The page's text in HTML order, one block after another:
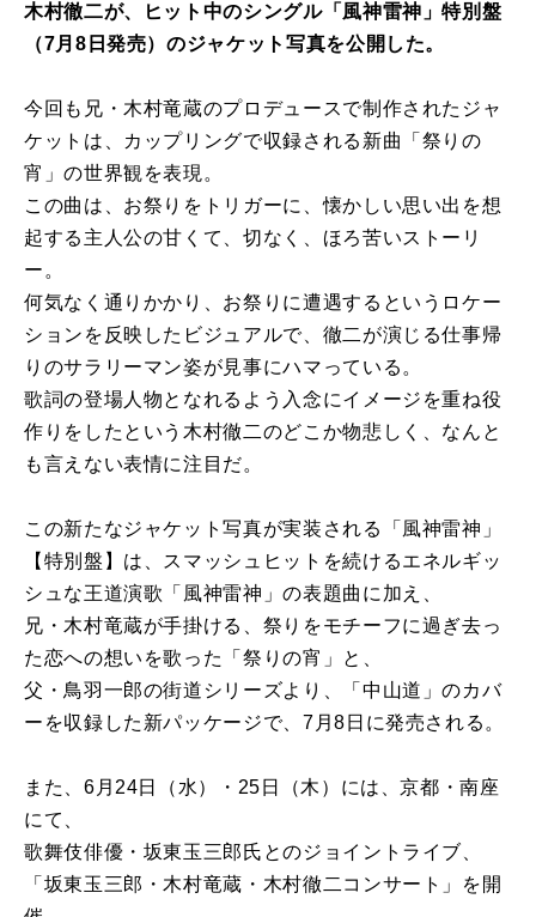
木村徹二が、ヒット中のシングル「風神雷神」特別盤
（7月8日発売）のジャケット写真を公開した。
今回も兄・木村竜蔵のプロデュースで制作されたジャ
ケットは、カップリングで収録される新曲「祭りの
宵」の世界観を表現。
この曲は、お祭りをトリガーに、懐かしい思い出を想
起する主人公の甘くて、切なく、ほろ苦いストーリ
ー。
何気なく通りかかり、お祭りに遭遇するというロケー
ションを反映したビジュアルで、徹二が演じる仕事帰
りのサラリーマン姿が見事にハマっている。
歌詞の登場人物となれるよう入念にイメージを重ね役
作りをしたという木村徹二のどこか物悲しく、なんと
も言えない表情に注目だ。
この新たなジャケット写真が実装される「風神雷神」
【特別盤】は、スマッシュヒットを続けるエネルギッ
シュな王道演歌「風神雷神」の表題曲に加え、
兄・木村竜蔵が手掛ける、祭りをモチーフに過ぎ去っ
た恋への想いを歌った「祭りの宵」と、
父・鳥羽一郎の街道シリーズより、「中山道」のカバ
ーを収録した新パッケージで、7月8日に発売される。
また、6月24日（水）・25日（木）には、京都・南座
にて、
歌舞伎俳優・坂東玉三郎氏とのジョイントライブ、
「坂東玉三郎・木村竜蔵・木村徹二コンサート」を開